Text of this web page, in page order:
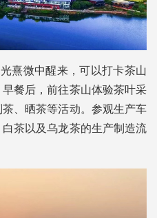
光熹微中醒来，可以打卡茶山
餐后，前往茶山体验茶叶采
、晒茶等活动。参观生产车
茶以及乌龙茶的生产制造流